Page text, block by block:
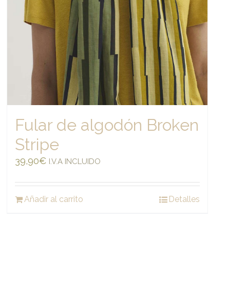
Fular de algodón Broken
Stripe
39,90€ I.V.A INCLUIDO
Añadir al carrito Detalles